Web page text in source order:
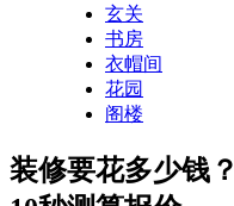
玄关
书房
衣帽间
花园
阁楼
装修要花多少钱？